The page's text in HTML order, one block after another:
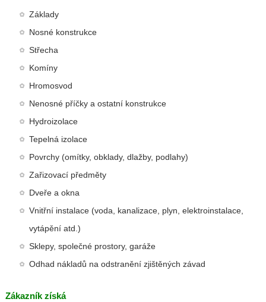
Základy
Nosné konstrukce
Střecha
Komíny
Hromosvod
Nenosné příčky a ostatní konstrukce
Hydroizolace
Tepelná izolace
Povrchy (omítky, obklady, dlažby, podlahy)
Zařizovací předměty
Dveře a okna
Vnitřní instalace (voda, kanalizace, plyn, elektroinstalace,
vytápění atd.)
Sklepy, společné prostory, garáže
Odhad nákladů na odstranění zjištěných závad
Zákazník získá